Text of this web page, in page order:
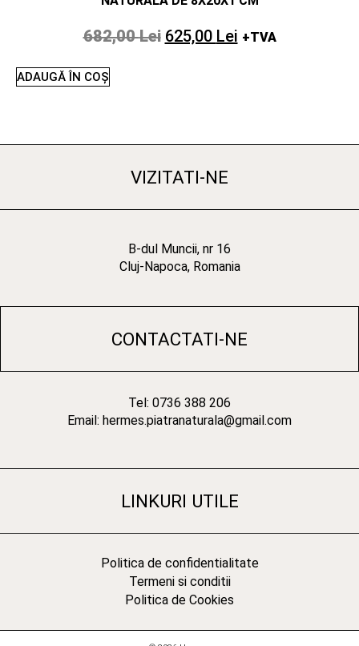
682,00Lei 625,00 Lei +TVA
ADAUGĂ ÎN COȘ
VIZITATI-NE
B-dul Muncii, nr 16
Cluj-Napoca, Romania
CONTACTATI-NE
Tel: 0736 388 206
Email: hermes.piatranaturala@gmail.com
LINKURI UTILE
Politica de confidentialitate
Termeni si conditii
Politica de Cookies